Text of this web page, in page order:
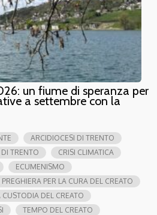
un fiume di speranza per
a settembre con la
ARCIDIOCESI DI TRENTO
DI TRENTO
CRISI CLIMATICA
ECUMENISMO
PER LA CURA DEL CREATO
DEL CREATO
TEMPO DEL CREATO